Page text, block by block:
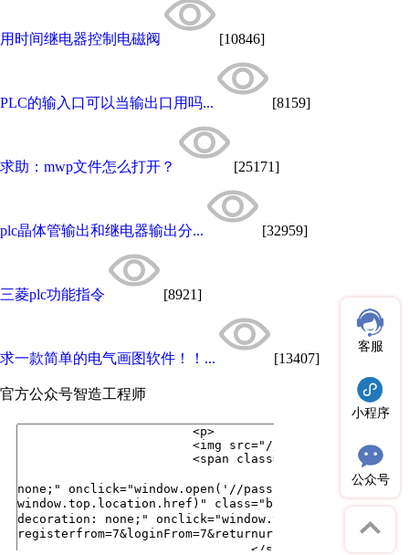
用时间继电器控制电磁阀 [10846]
PLC的输入口可以当输出口用吗... [8159]
求助：mwp文件怎么打开？ [25171]
plc晶体管输出和继电器输出分... [32959]
三菱plc功能指令 [8921]
求一款简单的电气画图软件！！... [13407]
官方公众号智造工程师
客服
小程序
公众号